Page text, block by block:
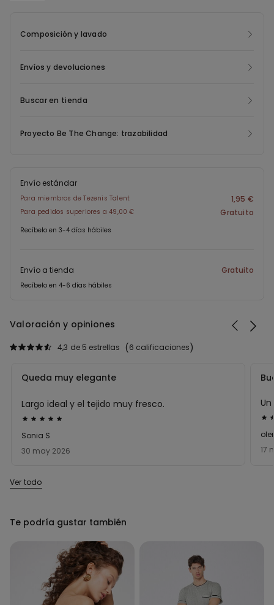
y una textura ligera, ideal para la temporada de calor y para
perfecto para llevarlo solo o combinado con camisas y tops
Composición y lavado
Envíos y devoluciones
Buscar en tienda
Proyecto Be The Change: trazabilidad
Envío estándar
Para miembros de Tezenis Talent 1,95 €
Para pedidos superiores a 49,00 € Gratuito
Recíbelo en 3-4 días hábiles
Envío a tienda Gratuito
Recíbelo en 4-6 días hábiles
Valoración y opiniones
6 calificaciones
4,3 de 5 estrellas
Calificación
de
5
30 may 2026
Sonia S
Queda muy elegante
Largo ideal y el tejido muy fresco.
de
5
17
Ver todo
Te podría gustar también